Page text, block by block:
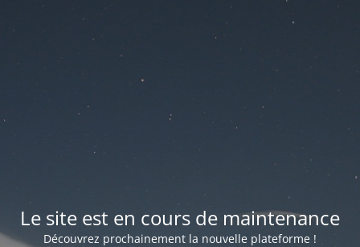
Le site est en cours de maintenance
Découvrez prochainement la nouvelle plateforme !